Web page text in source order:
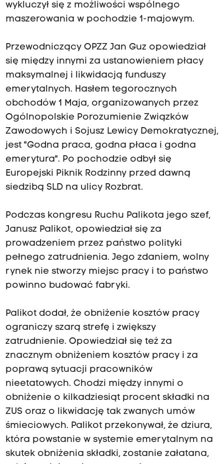
wykluczył się z możliwości wspólnego
maszerowania w pochodzie 1-majowym.
Przewodniczący OPZZ Jan Guz opowiedział
się między innymi za ustanowieniem płacy
maksymalnej i likwidacją funduszy
emerytalnych. Hasłem tegorocznych
obchodów 1 Maja, organizowanych przez
Ogólnopolskie Porozumienie Związków
Zawodowych i Sojusz Lewicy Demokratycznej,
jest "Godna praca, godna płaca i godna
emerytura". Po pochodzie odbył się
Europejski Piknik Rodzinny przed dawną
siedzibą SLD na ulicy Rozbrat.
Podczas kongresu Ruchu Palikota jego szef,
Janusz Palikot, opowiedział się za
prowadzeniem przez państwo polityki
pełnego zatrudnienia. Jego zdaniem, wolny
rynek nie stworzy miejsc pracy i to państwo
powinno budować fabryki.
Palikot dodał, że obniżenie kosztów pracy
ograniczy szarą strefę i zwiększy
zatrudnienie. Opowiedział się też za
znacznym obniżeniem kosztów pracy i za
poprawą sytuacji pracowników
nieetatowych. Chodzi między innymi o
obniżenie o kilkadziesiąt procent składki na
ZUS oraz o likwidację tak zwanych umów
śmieciowych. Palikot przekonywał, że dziura,
która powstanie w systemie emerytalnym na
skutek obniżenia składki, zostanie załatana,